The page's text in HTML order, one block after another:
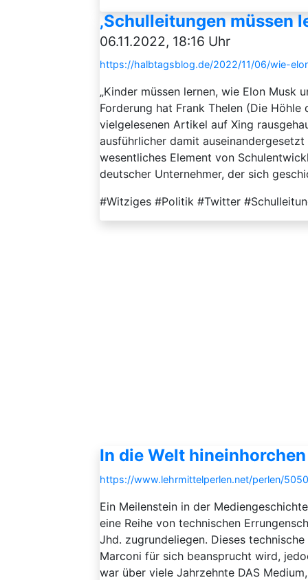
‚Schulleitungen müssen
06.11.2022, 18:16 Uhr
https://halbtagsblog.de/2022/11/06/wie-
„Kinder müssen lernen, wie Elon Musk
Forderung hat Frank Thelen (Die
vielgelesenen Artikel auf Xing
ausführlicher damit
wesentliches Element von
deutscher Unternehmer, der sich
#Witziges #Politik #Twitter
In die Welt hineinhorchen
https://www.lehrmittelperlen.net/perlen/
Ein Meilenstein in der
eine Reihe von technischen
Jhd. zugrundeliegen. Dieses
Marconi für sich beansprucht wird,
war über viele Jahrzehnte DAS